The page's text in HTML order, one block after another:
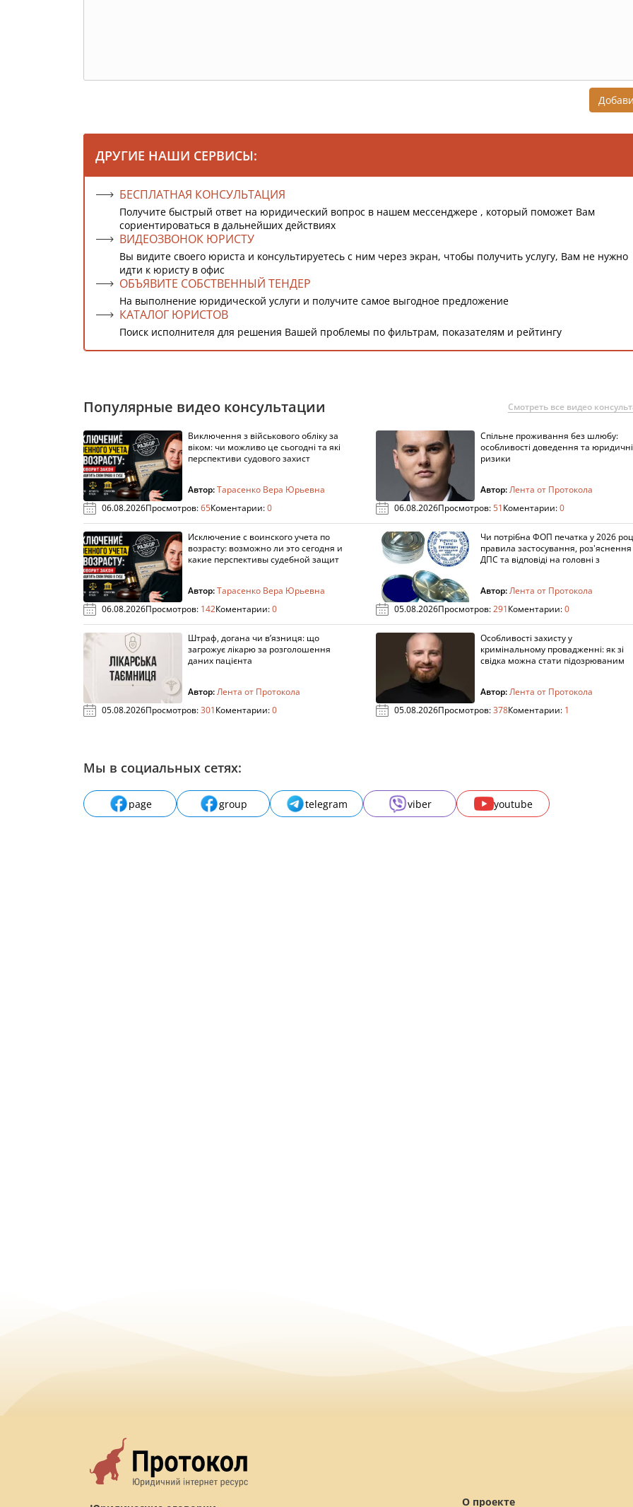
ДРУГИЕ НАШИ СЕРВИСЫ:
БЕСПЛАТНАЯ КОНСУЛЬТАЦИЯ
Получите быстрый ответ на юридический вопрос в нашем мессенджере , который поможет Вам
сориентироваться в дальнейших действиях
ВИДЕОЗВОНОК ЮРИСТУ
Вы видите своего юриста и консультируетесь с ним через экран, чтобы получить услугу, Вам не нужно
идти к юристу в офис
ОБЪЯВИТЕ СОБСТВЕННЫЙ ТЕНДЕР
На выполнение юридической услуги и получите самое выгодное предложение
КАТАЛОГ ЮРИСТОВ
Поиск исполнителя для решения Вашей проблемы по фильтрам, показателям и рейтингу
Популярные видео консультации Смотреть все видео
Виключення з військового обліку за
віком: чи можливо це сьогодні та які
перспективи судового захист
Автор:Тарасенко Вера Юрьевна
06.08.2026Просмотров:65Коментарии:0
Спільне проживання без шлюбу:
особливості доведення та юридичні
ризики
Автор:Лента от Протокола
06.08.2026Просмотров:51Коментарии:0
Исключение с воинского учета по
возрасту: возможно ли это сегодня и
какие перспективы судебной защит
Автор:Тарасенко Вера Юрьевна
06.08.2026Просмотров: 142Коментарии:0
Чи потрібна ФОП печатка у 2026
правила застосування, роз'яснення
ДПС та відповіді на головні з
Автор:Лента от Протокола
05.08.2026Просмотров:291Коментарии:0
Штраф, догана чи в’язниця: що
загрожує лікарю за розголошення
даних пацієнта
Автор:Лента от Протокола
05.08.2026Просмотров:301Коментарии:0
Особливості захисту у
кримінальному провадженні: як зі
свідка можна стати підозрюваним
Автор:Лента от Протокола
05.08.2026Просмотров:378Коментарии: 1
Мы в социальных сетях:
page group telegram viber youtube
О проекте